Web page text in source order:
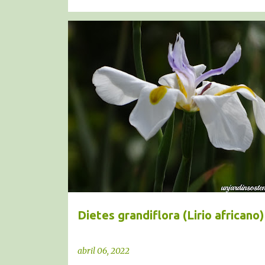
Dietes grandiflora (Lirio africano)
abril 06, 2022
DIETES GRANDIFLORA
RIZOMATOSAS XEROJARDÍN